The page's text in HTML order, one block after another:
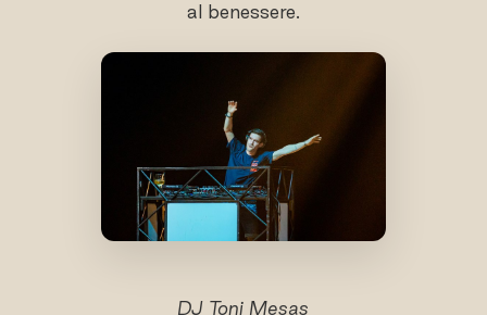
al benessere.
DJ Toni Mesas